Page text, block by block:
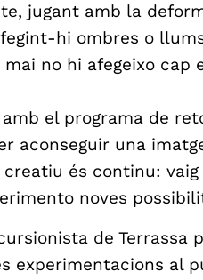
jugant amb la
hi ombres o
no hi afegeixo cap
el programa de
aconseguir una
és continu:
noves
de Terrassa
experimentacions al